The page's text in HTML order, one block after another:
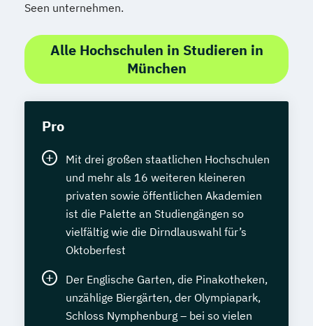
Seen unternehmen.
Alle Hochschulen in Studieren in
München
Pro
Mit drei großen staatlichen Hochschulen
und mehr als 16 weiteren kleineren
privaten sowie öffentlichen Akademien
ist die Palette an Studiengängen so
vielfältig wie die Dirndlauswahl für’s
Oktoberfest
Der Englische Garten, die Pinakotheken,
unzählige Biergärten, der Olympiapark,
Schloss Nymphenburg – bei so vielen